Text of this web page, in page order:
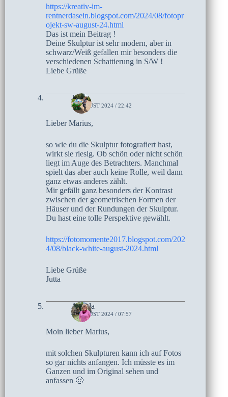
https://kreativ-im-
rentnerdasein.blogspot.com/2024/08/fotopr
ojekt-sw-august-24.html
Das ist mein Beitrag !
Deine Skulptur ist sehr modern, aber in
schwarz/Weiß gefallen mir besonders die
verschiedenen Schattierung in S/W !
Liebe Grüße
Jutta
4. AUGUST 2024 / 22:42
Lieber Marius,
so wie du die Skulptur fotografiert hast,
wirkt sie riesig. Ob schön oder nicht schön
liegt im Auge des Betrachters. Manchmal
spielt das aber auch keine Rolle, weil dann
ganz etwas anderes zählt.
Mir gefällt ganz besonders der Kontrast
zwischen der geometrischen Formen der
Häuser und der Rundungen der Skulptur.
Du hast eine tolle Perspektive gewählt.
https://fotomomente2017.blogspot.com/202
4/08/black-white-august-2024.html
Liebe Grüße
Jutta
Angela
4. AUGUST 2024 / 07:57
Moin lieber Marius,
mit solchen Skulpturen kann ich auf Fotos
so gar nichts anfangen. Ich müsste es im
Ganzen und im Original sehen und
anfassen 🙂